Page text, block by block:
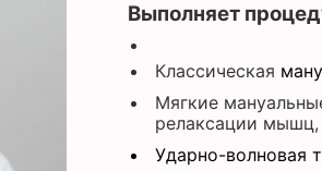
Выполняет
Классическая
Мягкие
релаксации
Ударно-волновая